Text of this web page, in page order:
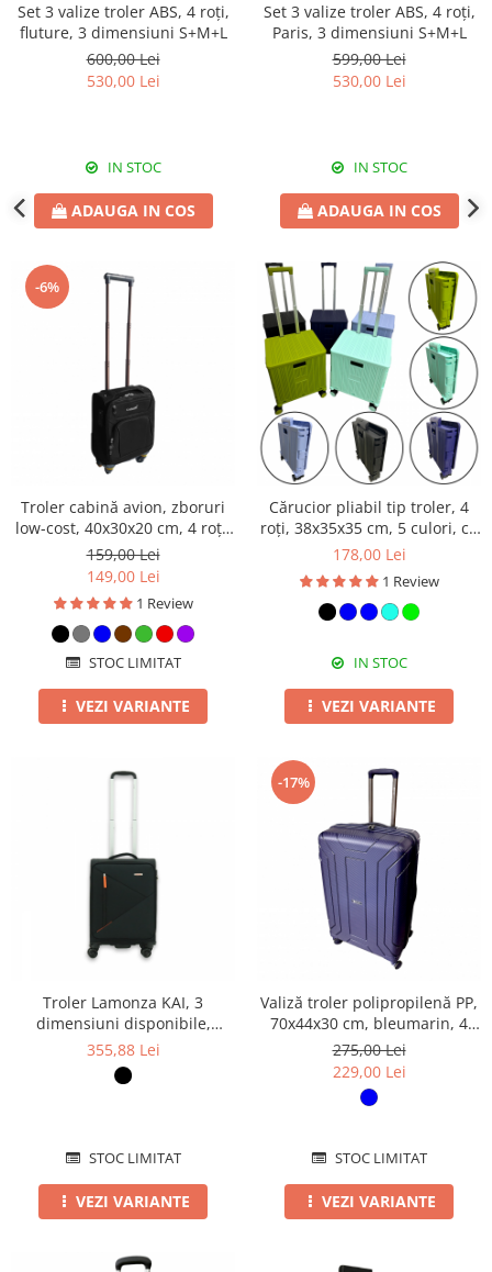
Set 3 valize troler ABS, 4 roți,
fluture, 3 dimensiuni S+M+L
600,00 Lei
530,00 Lei
IN STOC
ADAUGA IN COS
Set 3 valize troler ABS, 4 roți,
Paris, 3 dimensiuni S+M+L
599,00 Lei
530,00 Lei
IN STOC
ADAUGA IN COS
-6%
Troler cabină avion, zboruri
low-cost, 40x30x20 cm, 4 roți,
negru, TRC101
159,00 Lei
149,00 Lei
1 Review
STOC LIMITAT
VEZI VARIANTE
Cărucior pliabil tip troler, 4
roți, 38x35x35 cm, 5 culori, cu
capac și mâner telescopic
178,00 Lei
1 Review
IN STOC
VEZI VARIANTE
Troler Lamonza KAI, 3
dimensiuni disponibile,
Negru mic
355,88 Lei
STOC LIMITAT
VEZI VARIANTE
-17%
Valiză troler polipropilenă PP,
70x44x30 cm, bleumarin, 4
roți, TRC202
275,00 Lei
229,00 Lei
STOC LIMITAT
VEZI VARIANTE